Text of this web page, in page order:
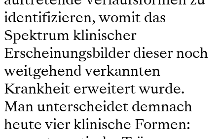
identifizieren, womit das
Spektrum klinischer
Erscheinungsbilder dieser noch
weitgehend verkannten
Krankheit erweitert wurde.
Man unterscheidet demnach
heute vier klinische Formen: